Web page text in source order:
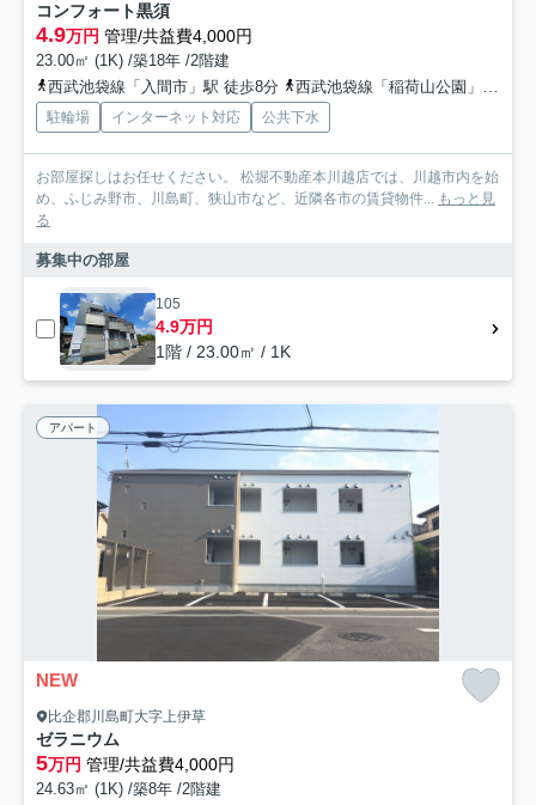
コンフォート黒須
4.9万円 管理/共益費4,000円
23.00㎡ (1K) /築18年 /2階建
西武池袋線「入間市」駅 徒歩8分
西武池袋線「稲荷山公園」駅 徒歩14分
駐輪場 インターネット対応 公共下水
お部屋探しはお任せください。 松堀不動産本川越店では、川越市内を始
め、ふじみ野市、川島町、狭山市など、近隣各市の賃貸物件... もっと見
る
募集中の部屋
105
4.9万円
1階 / 23.00㎡ / 1K
アパート
NEW
比企郡川島町大字上伊草
ゼラニウム
5万円 管理/共益費4,000円
24.63㎡ (1K) /築8年 /2階建